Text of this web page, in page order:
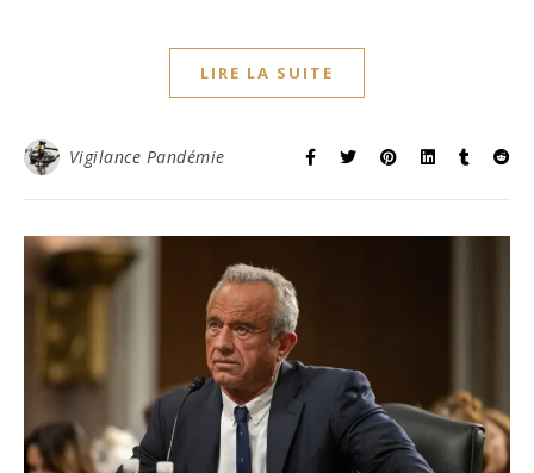
LIRE LA SUITE
Vigilance Pandémie